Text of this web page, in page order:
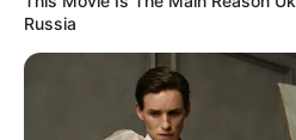
ΗΠΑ: Ο Αμερικανικός
να αναμειγνύει αίμα
εμβολιασμένων με αίμα...
Russia